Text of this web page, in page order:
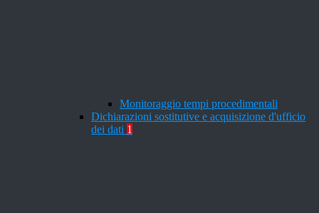
Monitoraggio tempi procedimentali
Dichiarazioni sostitutive e acquisizione d'ufficio
dei dati 1